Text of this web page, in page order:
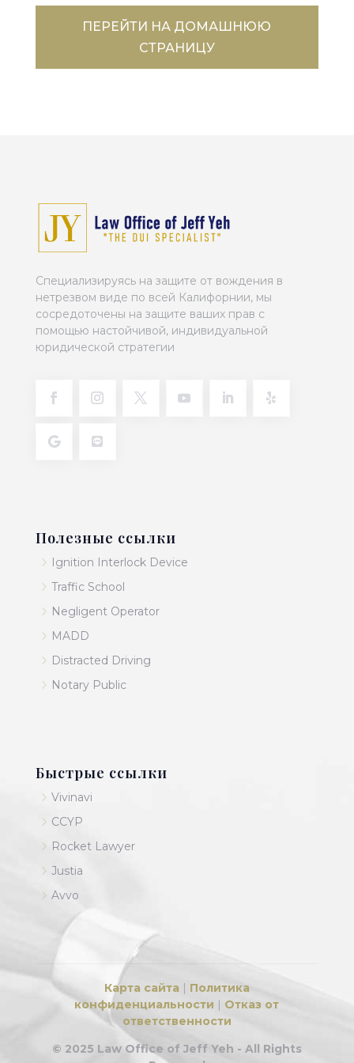
ПЕРЕЙТИ НА ДОМАШНЮЮ
СТРАНИЦУ
Специализируясь на защите от вождения в
нетрезвом виде по всей Калифорнии, мы
сосредоточены на защите ваших прав с
помощью настойчивой, индивидуальной
юридической стратегии
Полезные ссылки
5 Ignition Interlock Device
5 Traffic School
5 Negligent Operator
5 MADD
5 Distracted Driving
5 Notary Public
Быстрые ссылки
5 Vivinavi
5 CCYP
5 Rocket Lawyer
5 Justia
5 Avvo
Карта сайта| Политика
конфиденциальности | Отказ от
ответственности
© 2025 Law Office of Jeff Yeh - All Rights